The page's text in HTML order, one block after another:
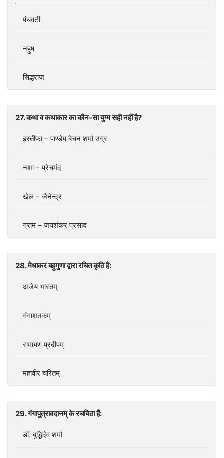
पंचवटी
नहुष
सिद्धराज
27. कथा व कथाकार का कौन-सा युग्म सही नहीं है?
इस्तीफा – पाण्डेय बेचन शर्मा उग्र
नशा – प्रेचमंद
खेल – जैनेन्द्र
ग्राम – जयशंकर प्रसाद
28. मेधाकर बहुगुणा द्वारा रचित कृति है:
अजेय भारतम्
गंगाशतकम्
रामायण प्रदीपम्‌
महावीर चरितम्‌
29. गंगापुत्रावदानम् के रचयिता हैं:
डॉ. बुद्धिदेव शर्मा